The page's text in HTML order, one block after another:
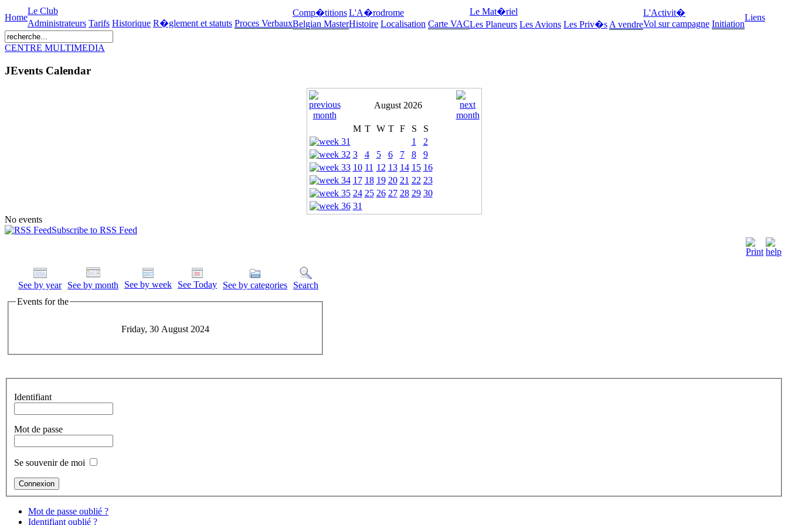
Home
Le Club
Administrateurs Tarifs Historique R�glement et statuts Proces Verbaux
Comp�titions
Belgian Master
L'A�rodrome
Histoire Localisation Carte VAC
Le Mat�riel
Les Planeurs Les Avions Les Priv�s A vendre
L'Activit�
Vol sur campagne Initiation
Liens
CENTRE MULTIMEDIA
JEvents Calendar
August 2026
M T W T F S
S
1
2
3
4 5 6 7 8
9
10 11 12 13 14 15 16
17 18 19 20 21 22 23
24 25 26 27 28 29 30
31
No events
Subscribe to RSS Feed
See by year See by month See by week See Today See by categories
Search
Events for the
Friday, 30 August 2024
Identifiant
Mot de passe
Se souvenir de moi
Mot de passe oublié ?
Identifiant oublié ?